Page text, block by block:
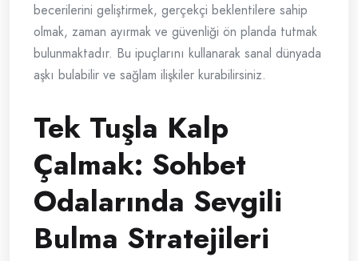
becerilerini geliştirmek, gerçekçi beklentilere sahip
olmak, zaman ayırmak ve güvenliği ön planda tutmak
bulunmaktadır. Bu ipuçlarını kullanarak sanal dünyada
aşkı bulabilir ve sağlam ilişkiler kurabilirsiniz.
Tek Tuşla Kalp
Çalmak: Sohbet
Odalarında Sevgili
Bulma Stratejileri